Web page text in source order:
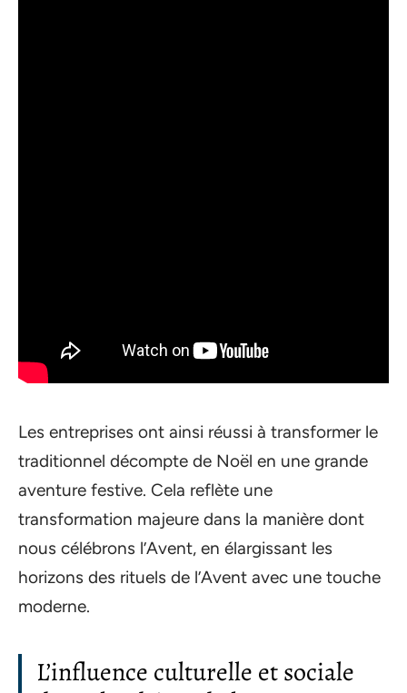
Les entreprises ont ainsi réussi à transformer le
traditionnel décompte de Noël en une grande
aventure festive. Cela reflète une
transformation majeure dans la manière dont
nous célébrons l’Avent, en élargissant les
horizons des rituels de l’Avent avec une touche
moderne.
L’influence culturelle et sociale